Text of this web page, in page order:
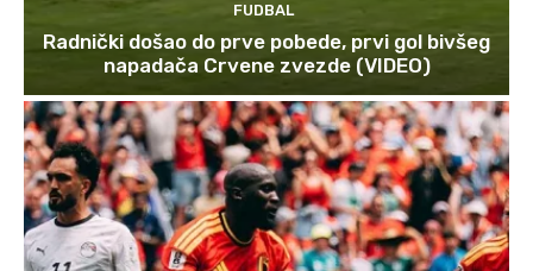
FUDBAL
Radnički došao do prve pobede, prvi gol bivšeg
napadača Crvene zvezde (VIDEO)